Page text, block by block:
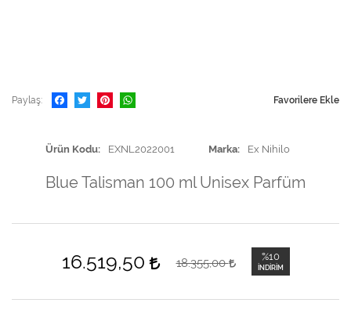
Paylaş Favorilere Ekle
Ürün Kodu EXNL2022001 Marka Ex Nihilo
Blue Talisman 100 ml Unisex Parfüm
16.519,50 18.355,00 %10
İNDIRIM